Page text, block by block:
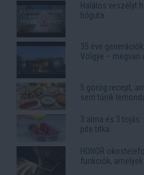
Halálos veszélyt
hőguta
35 éve
Völgye – megvan
5 görög recept,
sem tűnik
3 alma és 3 tojás:
pite titka
HONOR
funkciók,